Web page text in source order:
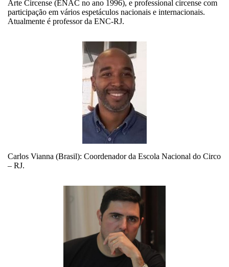
Arte Circense (ENAC no ano 1996), e professional circense com
participação em vários espetáculos nacionais e internacionais.
Atualmente é professor da ENC-RJ.
Carlos Vianna (Brasil): Coordenador da Escola Nacional do Circo
– RJ.